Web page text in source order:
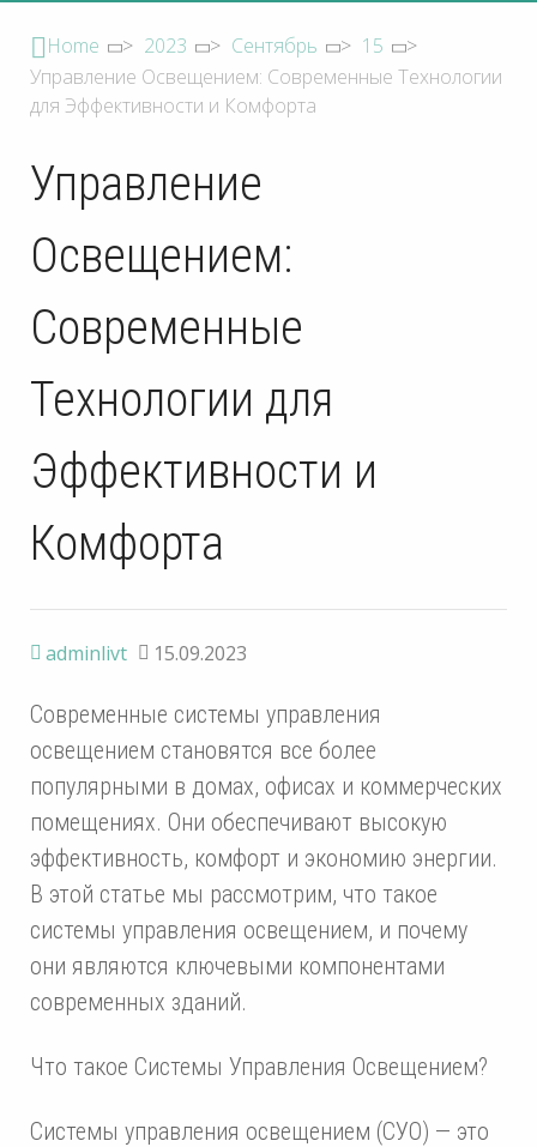
Home > 2023 > Сентябрь > 15
>
Управление Освещением: Современные Технологии
для Эффективности и Комфорта
Управление
Освещением:
Современные
Технологии для
Эффективности и
Комфорта
adminlivt 15.09.2023
Современные системы управления
освещением становятся все более
популярными в домах, офисах и коммерческих
помещениях. Они обеспечивают высокую
эффективность, комфорт и экономию энергии.
В этой статье мы рассмотрим, что такое
системы управления освещением, и почему
они являются ключевыми компонентами
современных зданий.
Что такое Системы Управления Освещением?
Системы управления освещением (СУО) — это